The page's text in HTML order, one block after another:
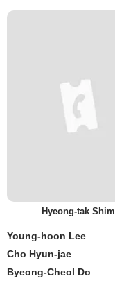
Hyeong-tak Shim
Young-hoon Lee
Cho Hyun-jae
Byeong-Cheol Do